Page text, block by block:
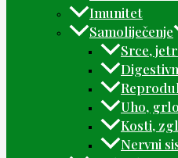
Imunitet
Samoliječenje
Srce,
Uho,
Kosti,
Nervni